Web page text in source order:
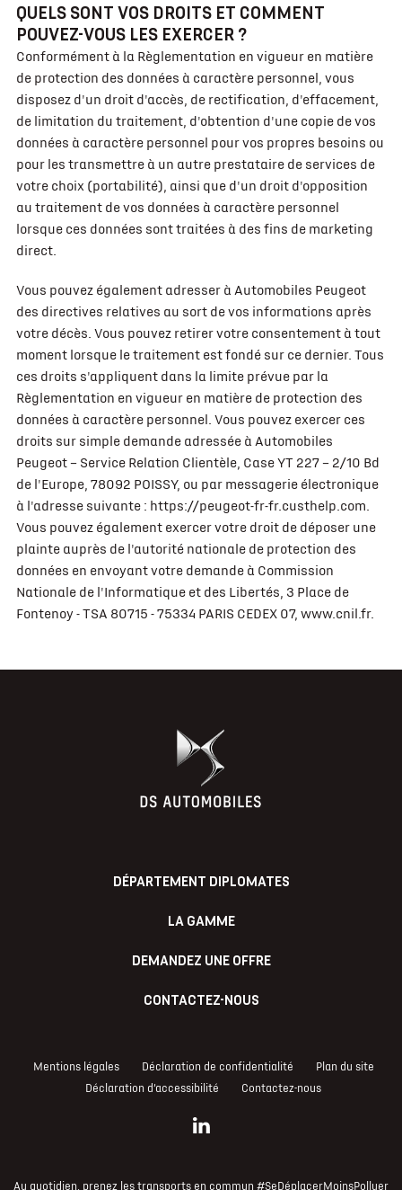
QUELS SONT VOS DROITS ET COMMENT
POUVEZ-VOUS LES EXERCER ?
Conformément à la Règlementation en vigueur en matière
de protection des données à caractère personnel, vous
disposez d'un droit d'accès, de rectification, d'effacement,
de limitation du traitement, d'obtention d'une copie de vos
données à caractère personnel pour vos propres besoins ou
pour les transmettre à un autre prestataire de services de
votre choix (portabilité), ainsi que d'un droit d'opposition
au traitement de vos données à caractère personnel
lorsque ces données sont traitées à des fins de marketing
direct.
Vous pouvez également adresser à Automobiles Peugeot
des directives relatives au sort de vos informations après
votre décès. Vous pouvez retirer votre consentement à tout
moment lorsque le traitement est fondé sur ce dernier. Tous
ces droits s'appliquent dans la limite prévue par la
Règlementation en vigueur en matière de protection des
données à caractère personnel. Vous pouvez exercer ces
droits sur simple demande adressée à Automobiles
Peugeot – Service Relation Clientèle, Case YT 227 – 2/10 Bd
de l'Europe, 78092 POISSY, ou par messagerie électronique
à l'adresse suivante : https://peugeot-fr-fr.custhelp.com.
Vous pouvez également exercer votre droit de déposer une
plainte auprès de l'autorité nationale de protection des
données en envoyant votre demande à Commission
Nationale de l'Informatique et des Libertés, 3 Place de
Fontenoy - TSA 80715 - 75334 PARIS CEDEX 07, www.cnil.fr.
DÉPARTEMENT DIPLOMATES
LA GAMME
DEMANDEZ UNE OFFRE
CONTACTEZ-NOUS
Mentions légales Déclaration de confidentialité
Plan du site
Déclaration d’accessibilité
Contactez-nous
Au quotidien, prenez les transports en commun #SeDéplacerMoinsPolluer